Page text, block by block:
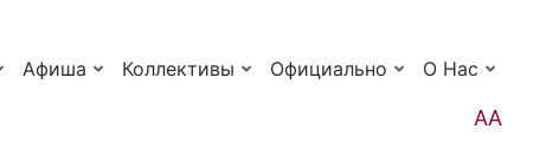
Афиша Коллективы Официально О Нас
АА